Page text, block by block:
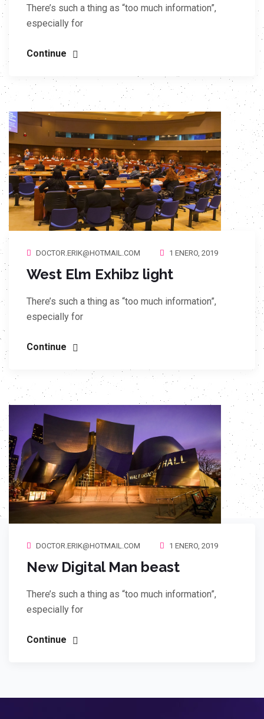
There’s such a thing as “too much information”,
especially for
Continue
DOCTOR.ERIK@HOTMAIL.COM 1 ENERO, 2019
West Elm Exhibz light
There’s such a thing as “too much information”,
especially for
Continue
DOCTOR.ERIK@HOTMAIL.COM 1 ENERO, 2019
New Digital Man beast
There’s such a thing as “too much information”,
especially for
Continue